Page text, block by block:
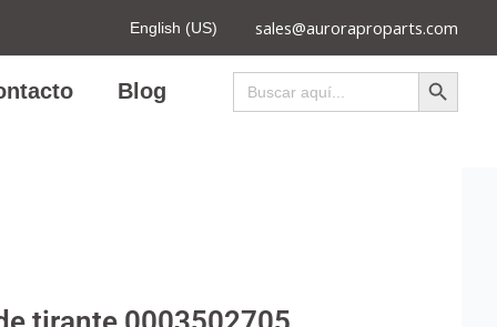
English (US) sales@auroraproparts.com
Blog Buscar: Botón de